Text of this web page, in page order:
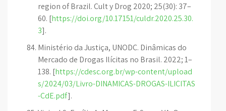
region of Brazil. Cult y Drog 2020; 25(30): 37–
60. [https://doi.org/10.17151/culdr.2020.25.30.
3].
Ministério da Justiça, UNODC. Dinâmicas do
Mercado de Drogas Ilícitas no Brasil. 2022; 1–
138. [https://cdesc.org.br/wp-content/upload
s/2024/03/Livro-DINAMICAS-DROGAS-ILICITAS
-CdE.pdf].